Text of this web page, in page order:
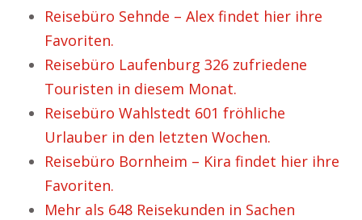
Reisebüro Sehnde – Alex findet hier ihre
Favoriten.
Reisebüro Laufenburg 326 zufriedene
Touristen in diesem Monat.
Reisebüro Wahlstedt 601 fröhliche
Urlauber in den letzten Wochen.
Reisebüro Bornheim – Kira findet hier ihre
Favoriten.
Mehr als 648 Reisekunden in Sachen